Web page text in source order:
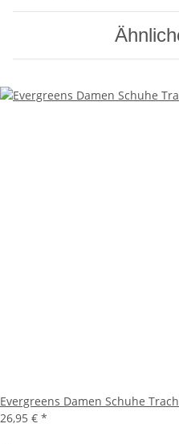
Evergreens Damen Schuhe
26,95 € *